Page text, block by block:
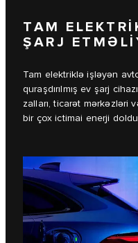
TAM
ŞARJ
Tam elektriklə işləyən
quraşdırılmış ev şarj
zalları, ticarət mərkəzləri
bir çox ictimai enerji